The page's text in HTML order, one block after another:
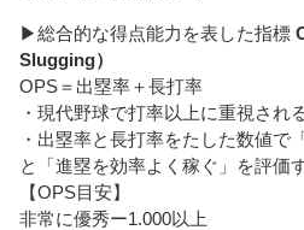
▶総合的な得点能力を表した指標
Slugging）
OPS＝出塁率＋長打率
・現代野球で打率以上に重視され
・出塁率と長打率をたした数値で
と「進塁を効率よく稼ぐ」を評価
【OPS目安】
非常に優秀ー1.000以上